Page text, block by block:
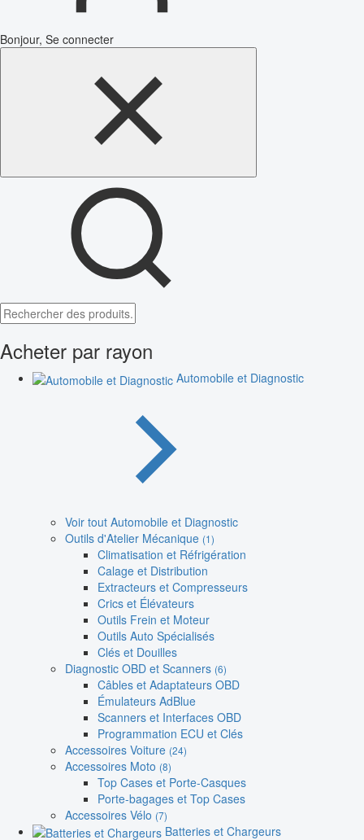
Bonjour, Se connecter
Acheter par rayon
Automobile et Diagnostic
Voir tout Automobile et Diagnostic
Outils d'Atelier Mécanique (1)
Climatisation et Réfrigération
Calage et Distribution
Extracteurs et Compresseurs
Crics et Élévateurs
Outils Frein et Moteur
Outils Auto Spécialisés
Clés et Douilles
Diagnostic OBD et Scanners (6)
Câbles et Adaptateurs OBD
Émulateurs AdBlue
Scanners et Interfaces OBD
Programmation ECU et Clés
Accessoires Voiture (24)
Accessoires Moto (8)
Top Cases et Porte-Casques
Porte-bagages et Top Cases
Accessoires Vélo (7)
Batteries et Chargeurs